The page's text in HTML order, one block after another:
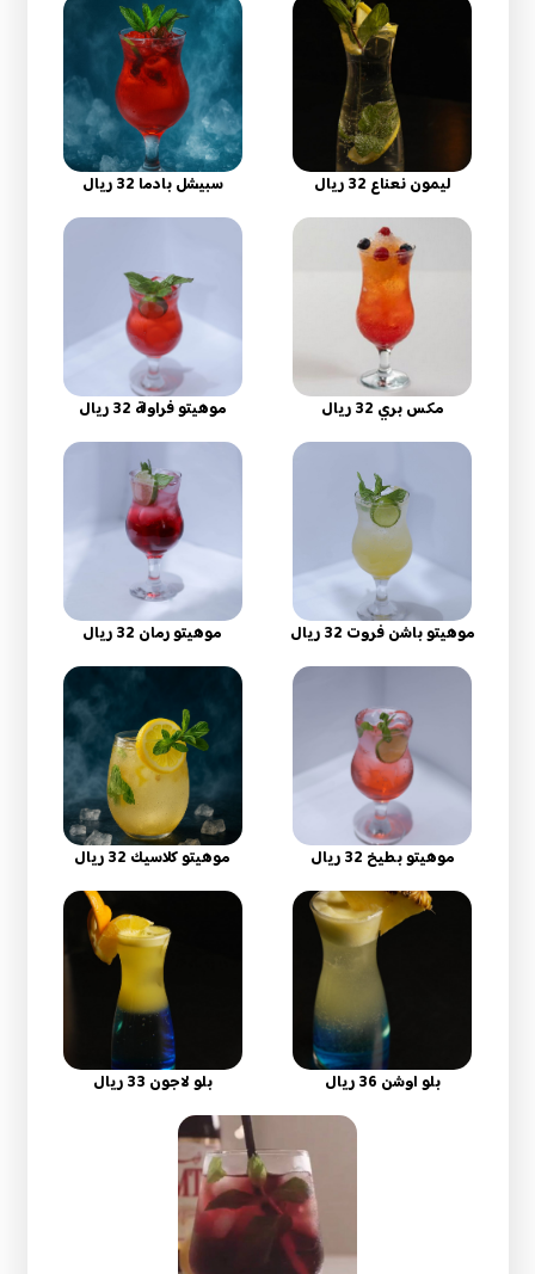
ليمون نعناع 32 ريال سبيشل بادما 32 ريال
مكس بري 32 ريال موهيتو فراولة 32 ريال
موهيتو باشن فروت 32 ريال موهيتو رمان 32 ريال
موهيتو بطيخ 32 ريال موهيتو كلاسيك 32 ريال
بلو اوشن 36 ريال بلو لاجون 33 ريال